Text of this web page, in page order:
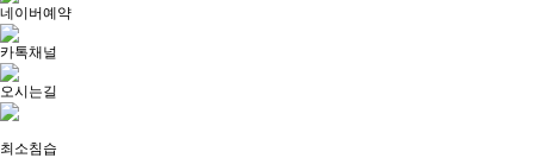
네이버예약
카톡채널
오시는길
최소침습